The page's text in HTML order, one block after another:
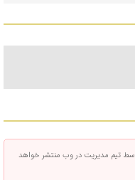
تیم مدیریت در وب منتشر خواهد